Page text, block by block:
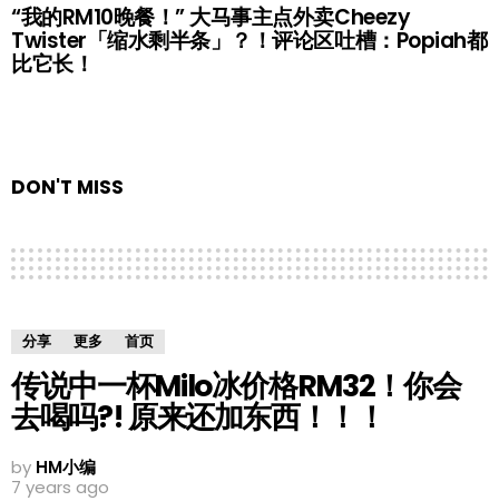
“我的RM10晚餐！” 大马事主点外卖Cheezy
Twister「缩水剩半条」？！评论区吐槽：Popiah都
比它长！
DON'T MISS
分享 更多 首页
传说中一杯Milo冰价格RM32！你会
去喝吗?! 原来还加东西！！！
by HM小编
7 years ago